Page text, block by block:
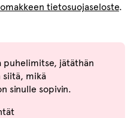
tietosuojaseloste.
jätäthän
siitä, mikä
sinulle sopivin.